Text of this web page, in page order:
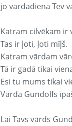
jo vardadiena Tev
Katram cilvēkam ir
Tas ir ļoti, ļoti mīļš.
Katram vārdam
Tā ir gadā tikai
Esi tu mums tikai
Vārda Gundolfs
Lai Tavs vārds